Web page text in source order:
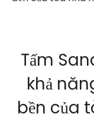
Tấm
khả
bền của